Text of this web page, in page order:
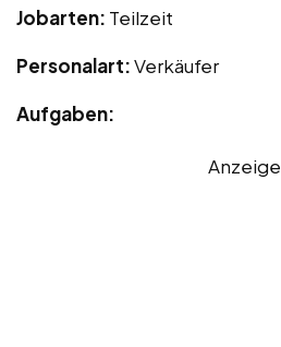
Jobarten: Teilzeit
Personalart:Verkäufer
Aufgaben:
Anzeige